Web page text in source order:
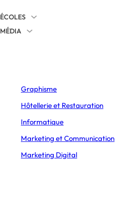
ÉCOLES
MÉDIA
L’Express Éducation
Bachelors
Graphisme
Hôtellerie et Restauration
Informatique
Marketing et Communication
Marketing Digital
MÉTIERS CHEF DE PROJET MARKETING